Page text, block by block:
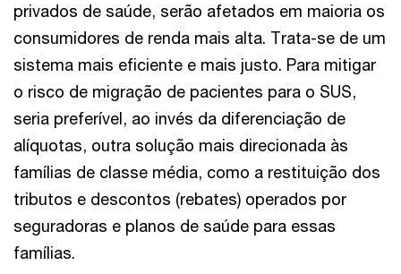
privados de saúde, serão afetados em maioria os
consumidores de renda mais alta. Trata-se de um
sistema mais eficiente e mais justo. Para mitigar
o risco de migração de pacientes para o SUS,
seria preferível, ao invés da diferenciação de
alíquotas, outra solução mais direcionada às
famílias de classe média, como a restituição dos
tributos e descontos (rebates) operados por
seguradoras e planos de saúde para essas
famílias.